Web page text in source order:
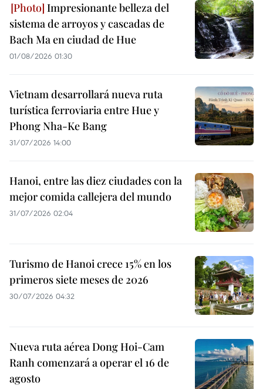
Impresionante belleza del
sistema de arroyos y cascadas de
Bach Ma en ciudad de Hue
01/08/2026 01:30
Vietnam desarrollará nueva ruta
turística ferroviaria entre Hue y
Phong Nha-Ke Bang
31/07/2026 14:00
Hanoi, entre las diez ciudades con la
mejor comida callejera del mundo
31/07/2026 02:04
Turismo de Hanoi crece 15% en los
primeros siete meses de 2026
30/07/2026 04:32
Nueva ruta aérea Dong Hoi-Cam
Ranh comenzará a operar el 16 de
agosto